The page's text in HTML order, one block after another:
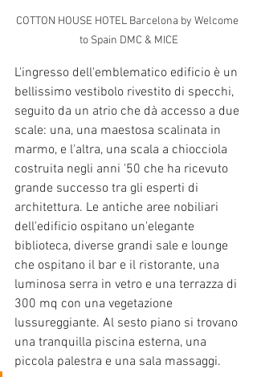
COTTON HOUSE HOTEL Barcelona by Welcome
to Spain DMC & MICE
L'ingresso dell'emblematico edificio è un
bellissimo vestibolo rivestito di specchi,
seguito da un atrio che dà accesso a due
scale: una, una maestosa scalinata in
marmo, e l'altra, una scala a chiocciola
costruita negli anni '50 che ha ricevuto
grande successo tra gli esperti di
architettura. Le antiche aree nobiliari
dell'edificio ospitano un'elegante
biblioteca, diverse grandi sale e lounge
che ospitano il bar e il ristorante, una
luminosa serra in vetro e una terrazza di
300 mq con una vegetazione
lussureggiante. Al sesto piano si trovano
una tranquilla piscina esterna, una
piccola palestra e una sala massaggi.